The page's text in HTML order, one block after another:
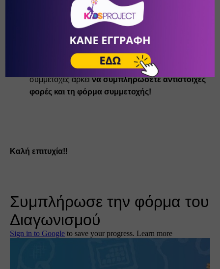
Η κλήρωση για τις προσκλήσεις των παραστάσεων
θα πραγματοποιηθεί την Σάββατο 04/11 και ώρα
Έχετε δικαίωμα για περισσότερες από μία
συμμετοχές αρκεί να συμπληρώσετε αντίστοιχες
φορές και τη φόρμα συμμετοχής!
Καλή επιτυχία‼️